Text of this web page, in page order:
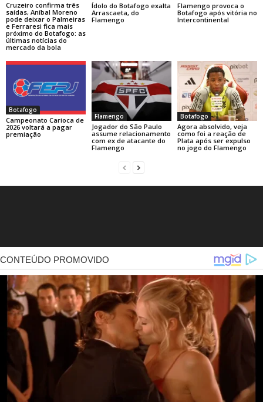
Cruzeiro confirma três
saídas, Aníbal Moreno
pode deixar o Palmeiras
e Ferraresi fica mais
próximo do Botafogo: as
últimas notícias do
mercado da bola
Ídolo do Botafogo exalta
Arrascaeta, do
Flamengo
Flamengo provoca o
Botafogo após vitória no
Intercontinental
Botafogo
Campeonato Carioca de
2026 voltará a pagar
premiação
Flamengo
Jogador do São Paulo
assume relacionamento
com ex de atacante do
Flamengo
Botafogo
Agora absolvido, veja
como foi a reação de
Plata após ser expulso
no jogo do Flamengo